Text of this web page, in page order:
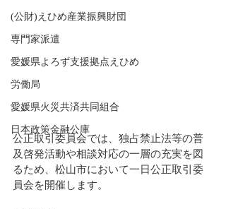
(公財)えひめ産業振興財団
専門家派遣
愛媛県よろず支援拠点えひめ
労働局
愛媛県火災共済共同組合
日本政策金融公庫
公正取引委員会では、独占禁止法等の普
及啓発活動や相談対応の一層の充実を図
るため、松山市において一日公正取引委
員会を開催します。